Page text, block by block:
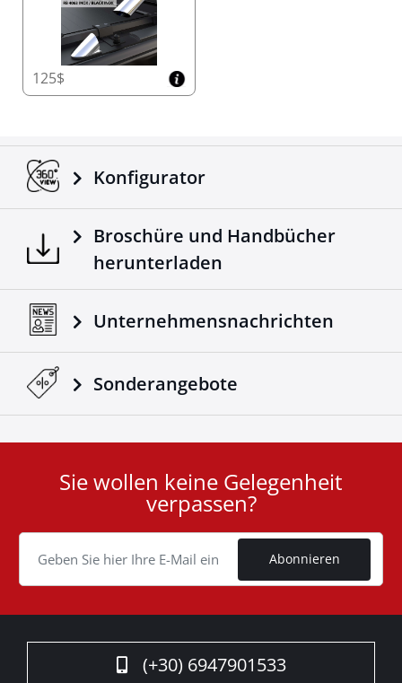
125$
Konfigurator
Broschüre und Handbücher
herunterladen
Unternehmensnachrichten
Sonderangebote
Cookie
Sie wollen keine Gelegenheit
verpassen?
Abonnieren
(+30) 6947901533